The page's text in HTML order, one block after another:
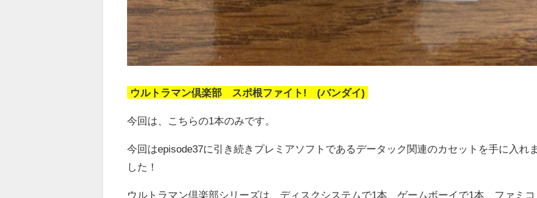
ウルトラマン倶楽部 スポ根ファイト! (バンダイ)
今回は、こちらの1本のみです。
今回はepisode37に引き続きプレミアソフトであるデータック関連のカセットを手に入れ
した！
ウルトラマン倶楽部シリーズは、ディスクシステムで1本、ゲームボーイで1本、ファミコ